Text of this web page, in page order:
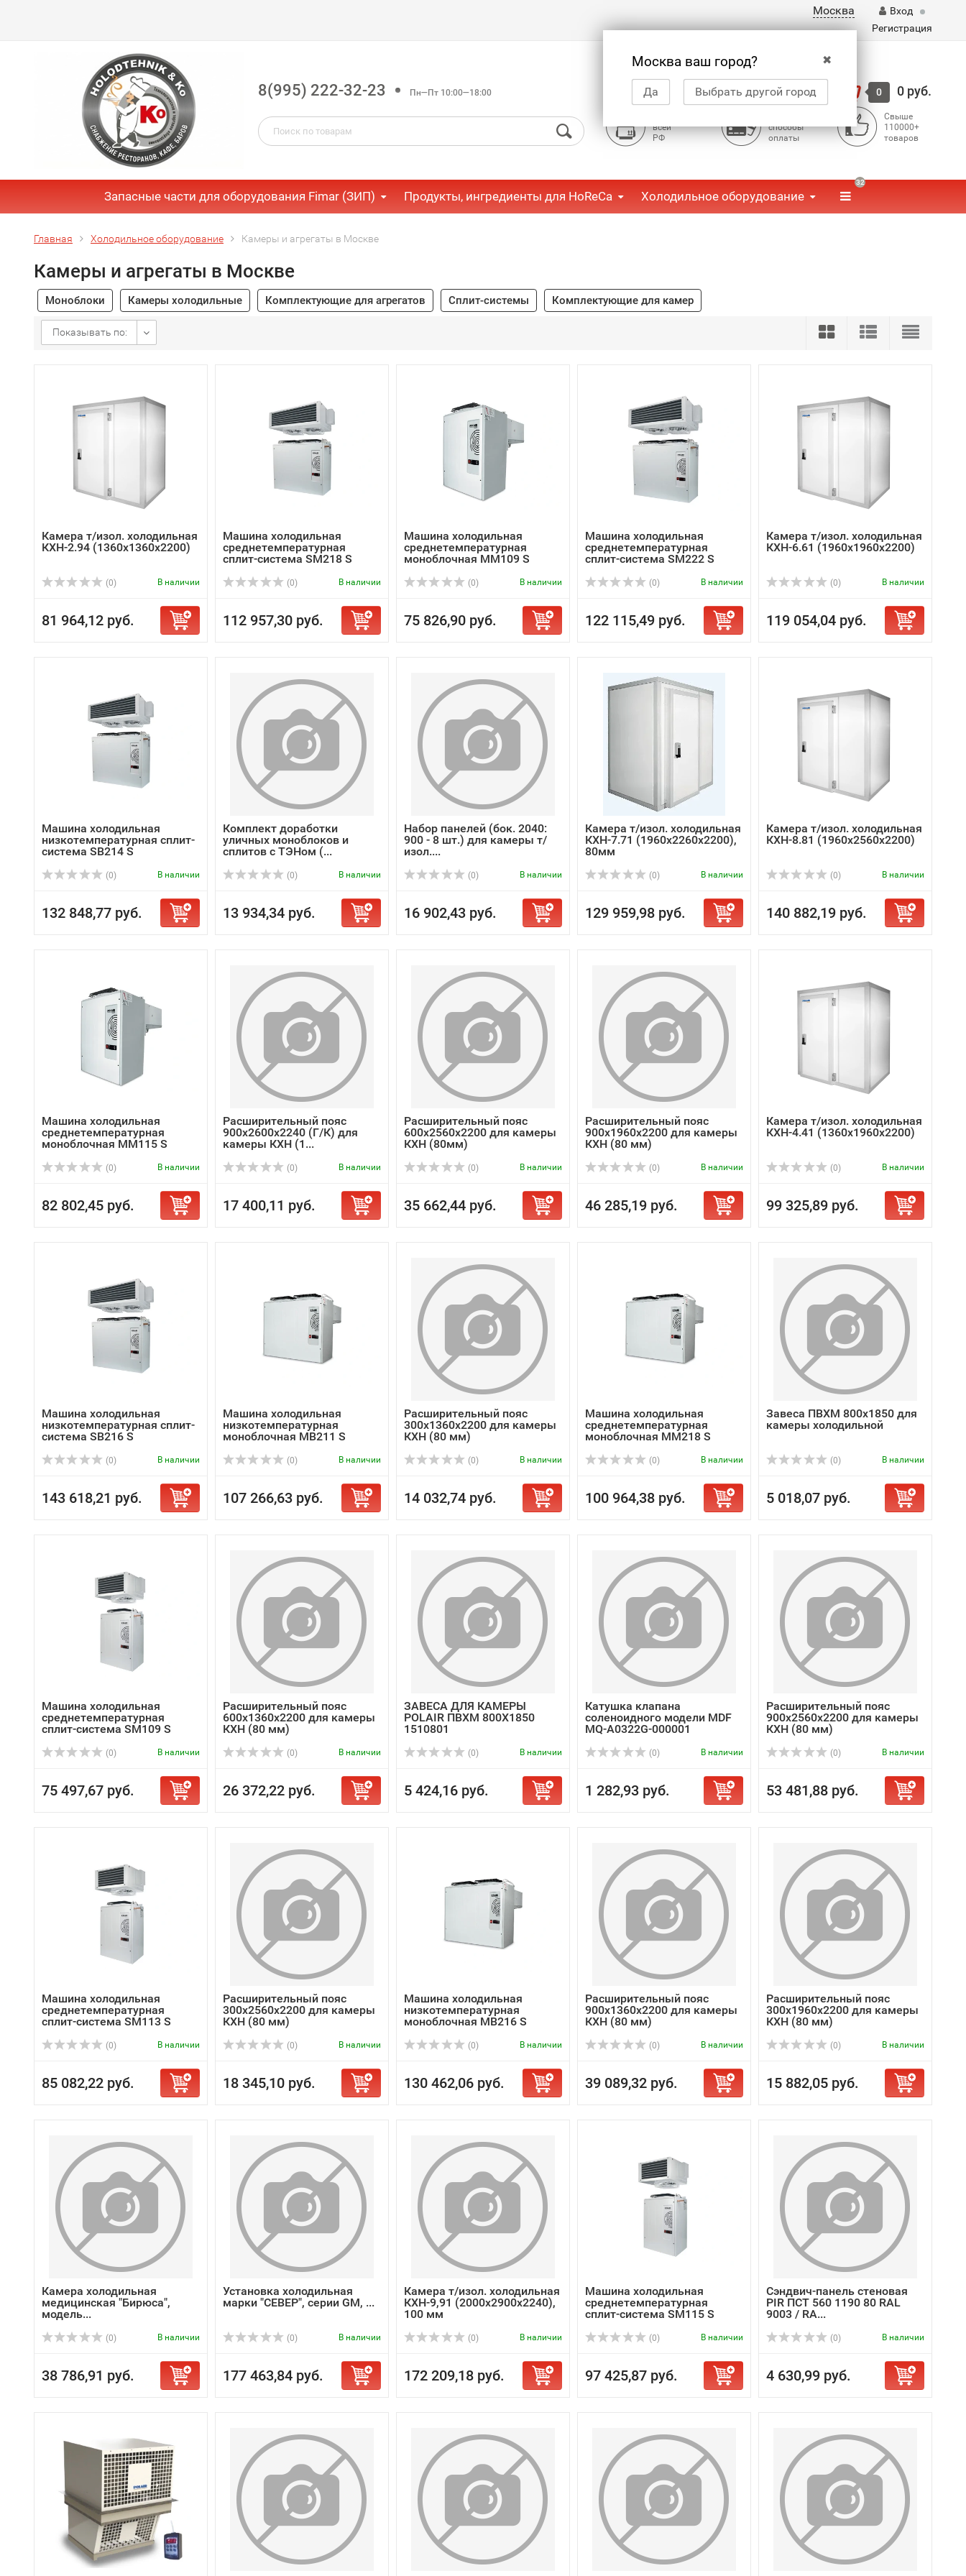
Москва
✖
Москва ваш город?
Да Выбрать другой город
Вход
Регистрация
8(995) 222-32-23 Пн—Пт 10:00—18:00 Корзина 0 0 руб.
всей
РФ
способы
оплаты
Свыше
110000+
товаров
Запасные части для оборудования Fimar (ЗИП) Продукты, ингредиенты для HoReCa Холодильное оборудование
32
Главная Холодильное оборудование Камеры и агрегаты в Москве
Камеры и агрегаты в Москве
Моноблоки Камеры холодильные Комплектующие для агрегатов Сплит-системы Комплектующие для камер
Показывать по:
Камера т/изол. холодильная
КХН-2.94 (1360х1360х2200)
(0) В наличии
81 964,12 руб.
Машина холодильная
среднетемпературная
сплит-система SM218 S
(0) В наличии
112 957,30 руб.
Машина холодильная
среднетемпературная
моноблочная MM109 S
(0) В наличии
75 826,90 руб.
Машина холодильная
среднетемпературная
сплит-система SM222 S
(0) В наличии
122 115,49 руб.
Камера т/изол. холодильная
КХН-6.61 (1960х1960х2200)
(0) В наличии
119 054,04 руб.
Машина холодильная
низкотемпературная сплит-
система SB214 S
(0) В наличии
132 848,77 руб.
Комплект доработки
уличных моноблоков и
сплитов с ТЭНом (...
(0) В наличии
13 934,34 руб.
Набор панелей (бок. 2040:
900 - 8 шт.) для камеры т/
изол....
(0) В наличии
16 902,43 руб.
Камера т/изол. холодильная
КХН-7.71 (1960х2260х2200),
80мм
(0) В наличии
129 959,98 руб.
Камера т/изол. холодильная
КХН-8.81 (1960х2560х2200)
(0) В наличии
140 882,19 руб.
Машина холодильная
среднетемпературная
моноблочная MM115 S
(0) В наличии
82 802,45 руб.
Расширительный пояс
900х2600х2240 (Г/К) для
камеры КХН (1...
(0) В наличии
17 400,11 руб.
Расширительный пояс
600х2560х2200 для камеры
КХН (80мм)
(0) В наличии
35 662,44 руб.
Расширительный пояс
900х1960х2200 для камеры
КХН (80 мм)
(0) В наличии
46 285,19 руб.
Камера т/изол. холодильная
КХН-4.41 (1360х1960х2200)
(0) В наличии
99 325,89 руб.
Машина холодильная
низкотемпературная сплит-
система SB216 S
(0) В наличии
143 618,21 руб.
Машина холодильная
низкотемпературная
моноблочная MB211 S
(0) В наличии
107 266,63 руб.
Расширительный пояс
300х1360х2200 для камеры
КХН (80 мм)
(0) В наличии
14 032,74 руб.
Машина холодильная
среднетемпературная
моноблочная MM218 S
(0) В наличии
100 964,38 руб.
Завеса ПВХМ 800х1850 для
камеры холодильной
(0) В наличии
5 018,07 руб.
Машина холодильная
среднетемпературная
сплит-система SM109 S
(0) В наличии
75 497,67 руб.
Расширительный пояс
600х1360х2200 для камеры
КХН (80 мм)
(0) В наличии
26 372,22 руб.
ЗАВЕСА ДЛЯ КАМЕРЫ
POLAIR ПВХМ 800Х1850
1510801
(0) В наличии
5 424,16 руб.
Катушка клапана
соленоидного модели MDF
MQ-A0322G-000001
(0) В наличии
1 282,93 руб.
Расширительный пояс
900х2560х2200 для камеры
КХН (80 мм)
(0) В наличии
53 481,88 руб.
Машина холодильная
среднетемпературная
сплит-система SM113 S
(0) В наличии
85 082,22 руб.
Расширительный пояс
300х2560х2200 для камеры
КХН (80 мм)
(0) В наличии
18 345,10 руб.
Машина холодильная
низкотемпературная
моноблочная MB216 S
(0) В наличии
130 462,06 руб.
Расширительный пояс
900х1360х2200 для камеры
КХН (80 мм)
(0) В наличии
39 089,32 руб.
Расширительный пояс
300х1960х2200 для камеры
КХН (80 мм)
(0) В наличии
15 882,05 руб.
Камера холодильная
медицинская "Бирюса",
модель...
(0) В наличии
38 786,91 руб.
Установка холодильная
марки "СЕВЕР", серии GM, ...
(0) В наличии
177 463,84 руб.
Камера т/изол. холодильная
КХН-9,91 (2000х2900х2240),
100 мм
(0) В наличии
172 209,18 руб.
Машина холодильная
среднетемпературная
сплит-система SM115 S
(0) В наличии
97 425,87 руб.
Сэндвич-панель стеновая
PIR ПСТ 560 1190 80 RAL
9003 / RA...
(0) В наличии
4 630,99 руб.